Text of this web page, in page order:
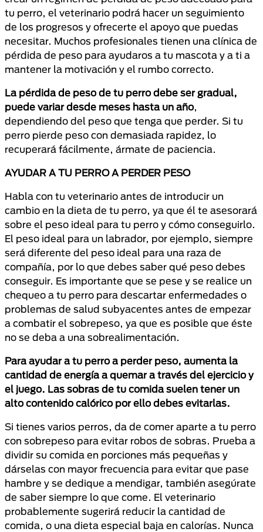
tu perro, el veterinario podrá hacer un seguimiento
de los progresos y ofrecerte el apoyo que puedas
necesitar. Muchos profesionales tienen una clínica de
pérdida de peso para ayudaros a tu mascota y a ti a
mantener la motivación y el rumbo correcto.
La pérdida de peso de tu perro debe ser gradual,
puede variar desde meses hasta un año,
dependiendo del peso que tenga que perder. Si tu
perro pierde peso con demasiada rapidez, lo
recuperará fácilmente, ármate de paciencia.
AYUDAR A TU PERRO A PERDER PESO
Habla con tu veterinario antes de introducir un
cambio en la dieta de tu perro, ya que él te asesorará
sobre el peso ideal para tu perro y cómo conseguirlo.
El peso ideal para un labrador, por ejemplo, siempre
será diferente del peso ideal para una raza de
compañía, por lo que debes saber qué peso debes
conseguir. Es importante que se pese y se realice un
chequeo a tu perro para descartar enfermedades o
problemas de salud subyacentes antes de empezar
a combatir el sobrepeso, ya que es posible que éste
no se deba a una sobrealimentación.
Para ayudar a tu perro a perder peso, aumenta la
cantidad de energía a quemar a través del ejercicio y
el juego. Las sobras de tu comida suelen tener un
alto contenido calórico por ello debes evitarlas.
Si tienes varios perros, da de comer aparte a tu perro
con sobrepeso para evitar robos de sobras. Prueba a
dividir su comida en porciones más pequeñas y
dárselas con mayor frecuencia para evitar que pase
hambre y se dedique a mendigar, también asegúrate
de saber siempre lo que come. El veterinario
probablemente sugerirá reducir la cantidad de
comida, o una dieta especial baja en calorías. Nunca